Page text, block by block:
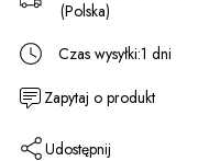
(Polska)
Czas wysyłki:1 dni
Zapytaj o produkt
Udostępnij